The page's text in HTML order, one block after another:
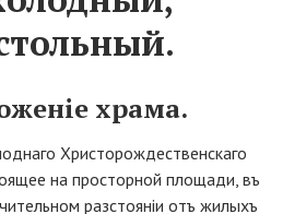
храма.
Христорождественскаго
на просторной площади, въ
разстояніи отъ жилыхъ